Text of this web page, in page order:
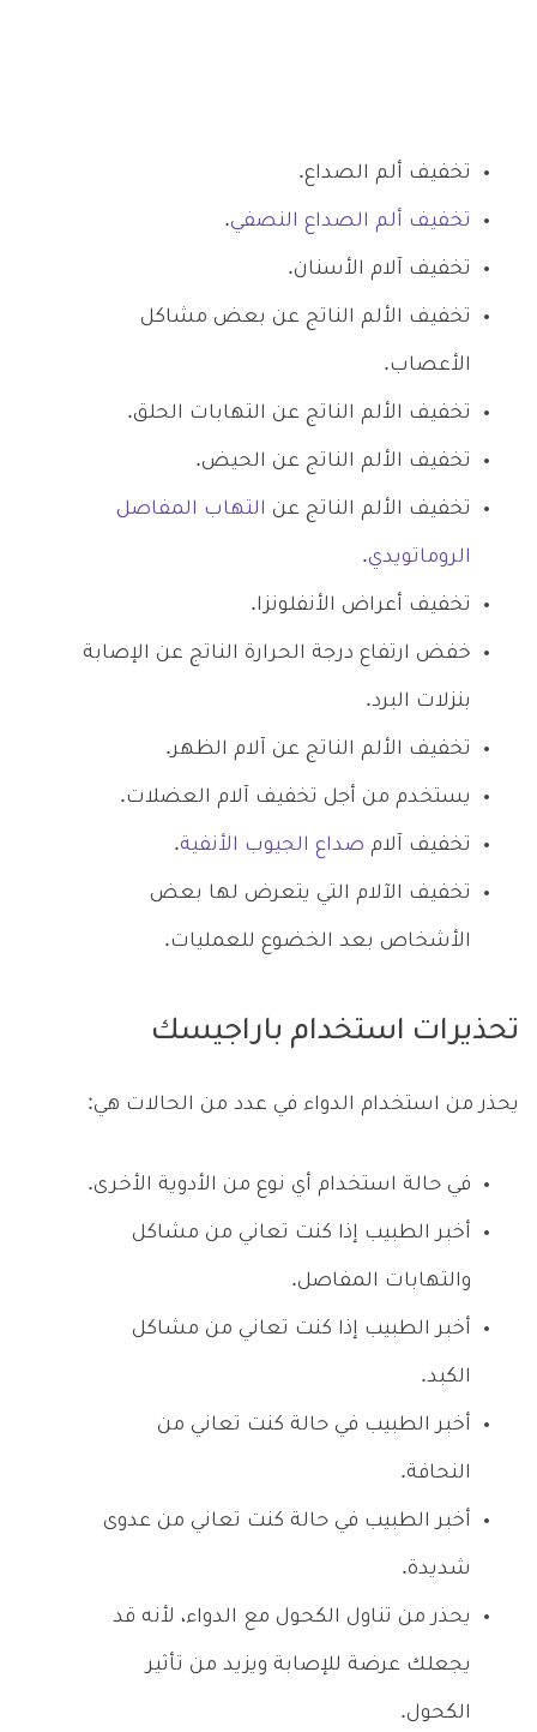
تخفيف ألم الصداع.
تخفيف ألم الصداع النصفي.
تخفيف آلام الأسنان.
تخفيف الألم الناتج عن بعض مشاكل
الأعصاب.
تخفيف الألم الناتج عن التهابات الحلق.
تخفيف الألم الناتج عن الحيض.
تخفيف الألم الناتج عن التهاب المفاصل
الروماتويدي.
تخفيف أعراض الأنفلونزا.
خفض ارتفاع درجة الحرارة الناتج عن الإصابة
بنزلات البرد.
تخفيف الألم الناتج عن آلام الظهر.
يستخدم من أجل تخفيف آلام العضلات.
تخفيف آلام صداع الجيوب الأنفية.
تخفيف الآلام التي يتعرض لها بعض
الأشخاص بعد الخضوع للعمليات.
تحذيرات استخدام باراجيسك
يحذر من استخدام الدواء في عدد من الحالات هي:
في حالة استخدام أي نوع من الأدوية الأخرى.
أخبر الطبيب إذا كنت تعاني من مشاكل
والتهابات المفاصل.
أخبر الطبيب إذا كنت تعاني من مشاكل
الكبد.
أخبر الطبيب في حالة كنت تعاني من
النحافة.
أخبر الطبيب في حالة كنت تعاني من عدوى
شديدة.
يحذر من تناول الكحول مع الدواء، لأنه قد
يجعلك عرضة للإصابة ويزيد من تأثير
الكحول.